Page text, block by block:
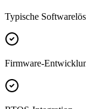
Typische
Firmware-